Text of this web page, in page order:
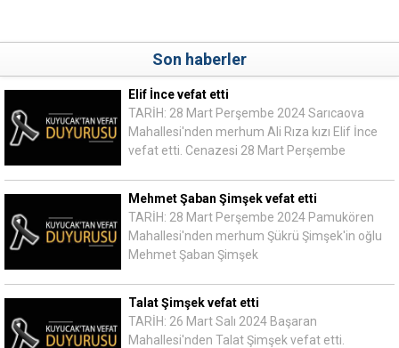
Son haberler
Elif İnce vefat etti
TARİH: 28 Mart Perşembe 2024 Sarıcaova
Mahallesi'nden merhum Ali Rıza kızı Elif İnce
vefat etti. Cenazesi 28 Mart Perşembe
Mehmet Şaban Şimşek vefat etti
TARİH: 28 Mart Perşembe 2024 Pamukören
Mahallesi'nden merhum Şükrü Şimşek'in oğlu
Mehmet Şaban Şimşek
Talat Şimşek vefat etti
TARİH: 26 Mart Salı 2024 Başaran
Mahallesi'nden Talat Şimşek vefat etti.